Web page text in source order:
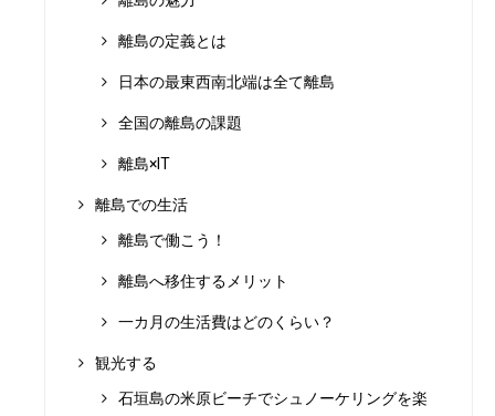
離島の定義とは
日本の最東西南北端は全て離島
全国の離島の課題
離島×IT
離島での生活
離島で働こう！
離島へ移住するメリット
一カ月の生活費はどのくらい？
観光する
石垣島の米原ビーチでシュノーケリングを楽